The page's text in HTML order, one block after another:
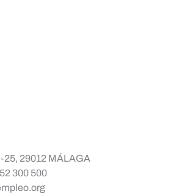
25, 29012 MÁLAGA
300 500